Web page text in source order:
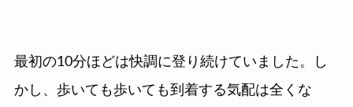
最初の10分ほどは快調に登り続けていました。し
かし、歩いても歩いても到着する気配は全くな